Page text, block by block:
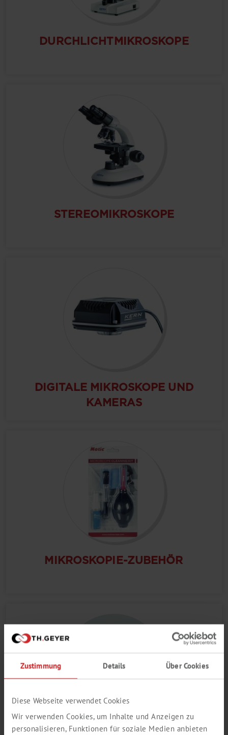
Zustimmung Details Über Cookies
Diese Webseite verwendet Cookies
Wir verwenden Cookies, um Inhalte und Anzeigen zu
personalisieren, Funktionen für soziale Medien anbieten
DURCHLICHTMIKROSKOPE
STEREOMIKROSKOPE
DIGITALE MIKROSKOPE UND
KAMERAS
MIKROSKOPIE-ZUBEHÖR